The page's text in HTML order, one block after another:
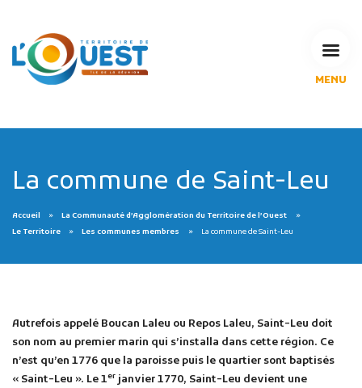
MENU
Espace Pédagogique
RECHERCHE
MES DÉMARCHES
La commune de Saint-Leu
Accueil
La Communauté d’Agglomération du Territoire de l’Ouest
Le Territoire
Les communes membres La commune de Saint-Leu
Autrefois appelé Boucan Laleu ou Repos Laleu, Saint-Leu doit
son nom au premier marin qui s’installa dans cette région. Ce
n’est qu’en 1776 que la paroisse puis le quartier sont baptisés
« Saint-Leu ». Le 1er janvier 1770, Saint-Leu devient une